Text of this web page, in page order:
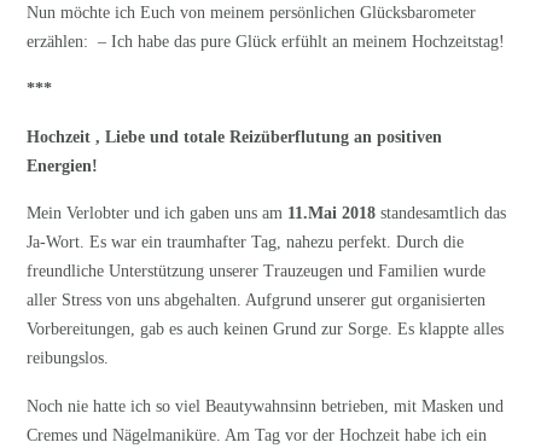
Nun möchte ich Euch von meinem persönlichen Glücksbarometer
erzählen: – Ich habe das pure Glück erfühlt an meinem Hochzeitstag!
***
Hochzeit , Liebe und totale Reizüberflutung an positiven
Energien!
Mein Verlobter und ich gaben uns am 11.Mai 2018 standesamtlich das
Ja-Wort. Es war ein traumhafter Tag, nahezu perfekt. Durch die
freundliche Unterstützung unserer Trauzeugen und Familien wurde
aller Stress von uns abgehalten. Aufgrund unserer gut organisierten
Vorbereitungen, gab es auch keinen Grund zur Sorge. Es klappte alles
reibungslos.
Noch nie hatte ich so viel Beautywahnsinn betrieben, mit Masken und
Cremes und Nägelmaniküre. Am Tag vor der Hochzeit habe ich ein